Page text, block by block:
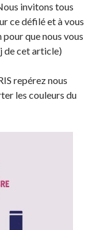
invitons tous
ce défilé et à vous
que nous vous
de cet article)
repérez nous
les couleurs du